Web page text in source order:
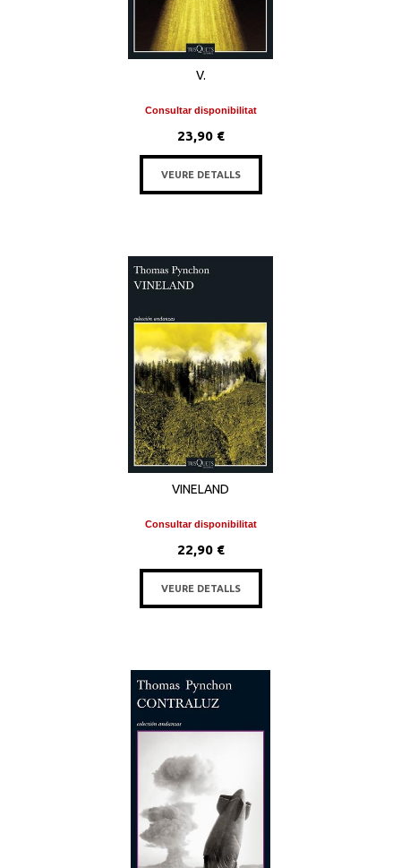
V.
Consultar disponibilitat
23,90 €
VEURE DETALLS
VINELAND
Consultar disponibilitat
22,90 €
VEURE DETALLS